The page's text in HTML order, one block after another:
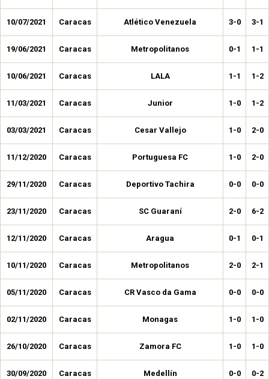
10/07/2021 Caracas Atlético Venezuela 3-0 3-1
19/06/2021 Caracas Metropolitanos 0-1 1-1
10/06/2021 Caracas LALA 1-1 1-2
11/03/2021 Caracas Junior 1-0 1-2
03/03/2021 Caracas Cesar Vallejo 1-0 2-0
11/12/2020 Caracas Portuguesa FC 1-0 2-0
29/11/2020 Caracas Deportivo Tachira 0-0 0-0
23/11/2020 Caracas SC Guaraní 2-0 6-2
12/11/2020 Caracas Aragua 0-1 0-1
10/11/2020 Caracas Metropolitanos 2-0 2-1
05/11/2020 Caracas CR Vasco da Gama 0-0 0-0
02/11/2020 Caracas Monagas 1-0 1-0
26/10/2020 Caracas Zamora FC 1-0 1-0
30/09/2020 Caracas Medellín 0-0 0-2